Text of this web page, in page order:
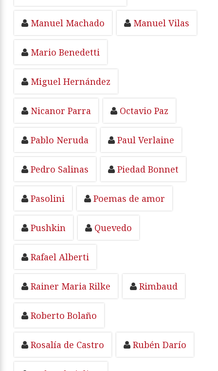
Manuel Machado Manuel Vilas
Mario Benedetti
Miguel Hernández
Nicanor Parra Octavio Paz
Pablo Neruda Paul Verlaine
Pedro Salinas Piedad Bonnet
Pasolini Poemas de amor
Pushkin Quevedo
Rafael Alberti
Rainer Maria Rilke Rimbaud
Roberto Bolaño
Rosalía de Castro Rubén Darío